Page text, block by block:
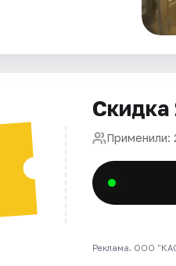
Скидка
Применили:
Реклама. ООО